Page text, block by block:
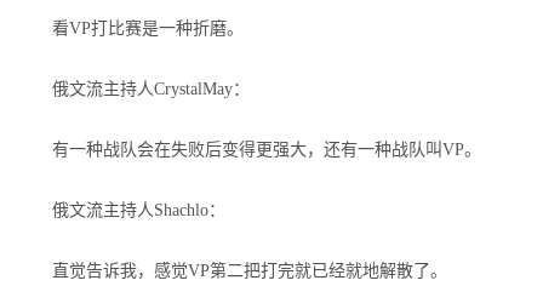
看VP打比赛是一种折磨。
俄文流主持人CrystalMay：
有一种战队会在失败后变得更强大，还有一种战队叫VP。
俄文流主持人Shachlo：
直觉告诉我，感觉VP第二把打完就已经就地解散了。